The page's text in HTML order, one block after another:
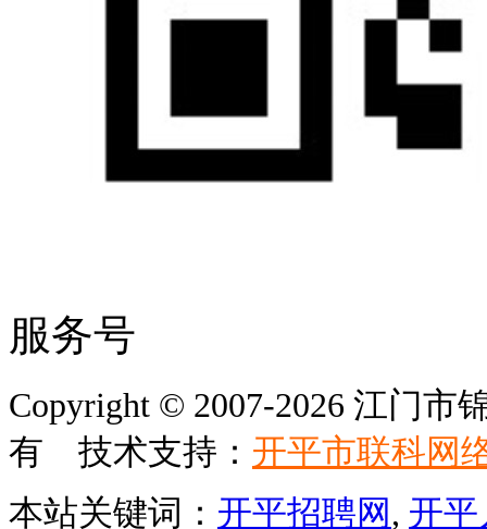
服务号
Copyright © 2007-2026 江门市
有 技术支持： 开平市联科网
本站关键词： 开平招聘网 , 开